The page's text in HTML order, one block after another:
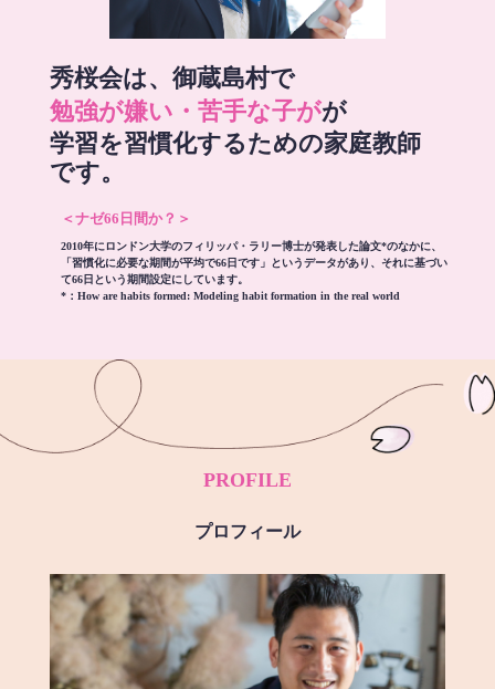
秀桜会は、御蔵島村で
勉強が嫌い・苦手な子がが
学習を習慣化するための家庭教師
です。
＜ナゼ66日間か？＞
2010年にロンドン大学のフィリッパ・ラリー博士が発表した論文*のなかに、
「習慣化に必要な期間が平均で66日です」というデータがあり、それに基づい
て66日という期間設定にしています。
*： How are habits formed: Modeling habit formation in the real world
PROFILE
プロフィール